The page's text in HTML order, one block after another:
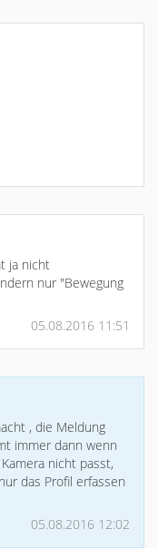
ja nicht
nur "Bewegung
05.08.2016 11:51
, die Meldung
immer dann wenn
nicht passt,
das Profil erfassen
05.08.2016 12:02